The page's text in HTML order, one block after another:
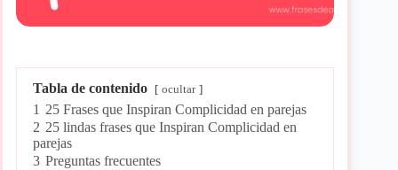
Tabla de contenido ocultar
1 25 Frases que Inspiran Complicidad en parejas
2 25 lindas frases que Inspiran Complicidad en
parejas
3 Preguntas frecuentes